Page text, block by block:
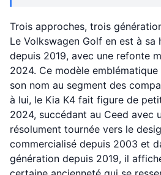
Trois approches, trois
Le Volkswagen Golf en est à sa
depuis 2019, avec une refonte
2024. Ce modèle
son nom au segment des
à lui, le Kia K4 fait figure de
2024, succédant au Ceed avec
résolument tournée vers le
commercialisé depuis 2003 et
génération depuis 2019, il